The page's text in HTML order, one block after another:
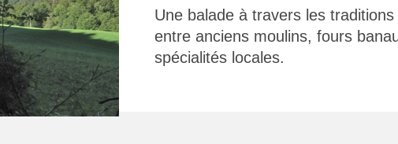
Une balade à travers les
entre anciens moulins, fours
spécialités locales.